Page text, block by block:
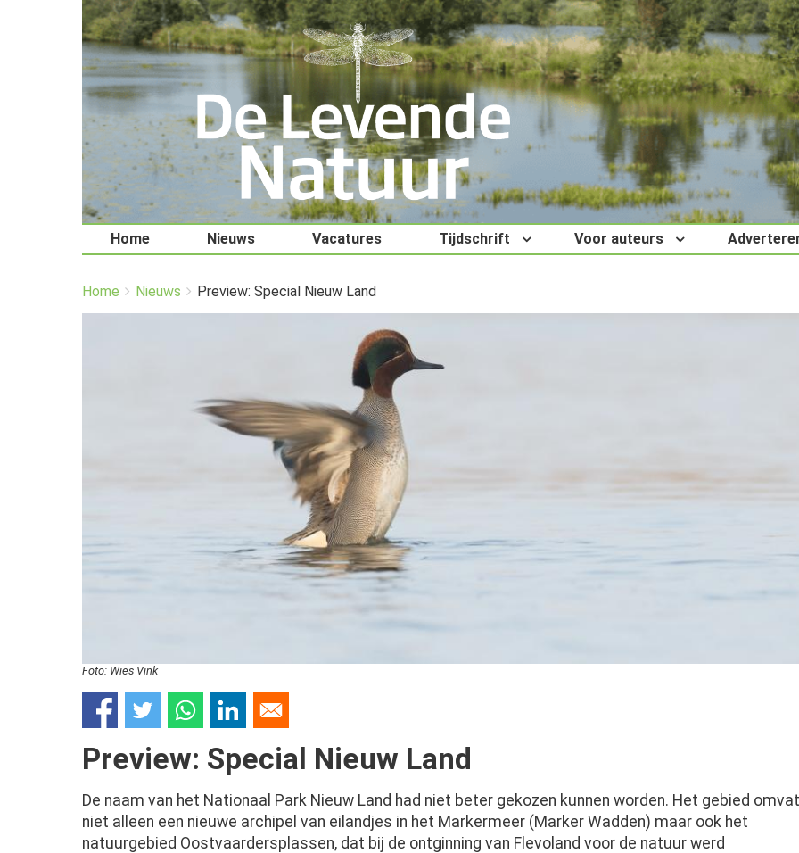
Home Nieuws Vacatures Tijdschrift Voor auteurs
Breadcrumbs
You
here:
Home Nieuws
Preview: Special Nieuw Land
Foto: Wies Vink
Preview: Special Nieuw Land
De naam van het Nationaal Park Nieuw Land had niet beter gekozen kunnen worden. Het gebied omvat
niet alleen een nieuwe archipel van eilandjes in het Markermeer (Marker Wadden) maar ook het
natuurgebied Oostvaardersplassen, dat bij de ontginning van Flevoland voor de natuur werd